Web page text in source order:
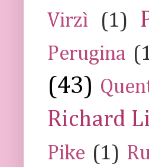
Virzì
(1)
Perugina
(43)
Richard
Pike (1)